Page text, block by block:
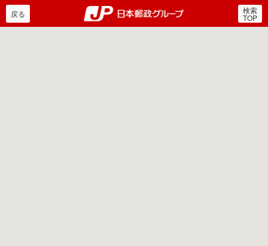
郵便局・日本郵政グルー
戻る 検索
TOP